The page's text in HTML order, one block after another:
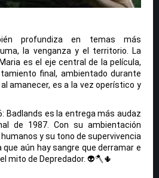
profundiza en temas más
la venganza y el territorio. La
es el eje central de la película,
final, ambientado durante
amanecer, es a la vez operístico y
Badlands es la entrega más audaz
de 1987. Con su ambientación
y su tono de supervivencia
aún hay sangre que derramar e
mito de Depredador. 👽🪓🌵